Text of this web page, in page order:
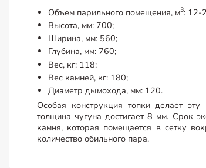
Объем парильного помещения, м3: 12-
Высота, мм: 700;
Ширина, мм: 560;
Глубина, мм: 760;
Вес, кг: 118;
Вес камней, кг: 180;
Диаметр дымохода, мм: 120.
Особая конструкция топки делает
толщина чугуна достигает 8 мм. Срок
камня, которая помещается в сетку
количество обильного пара.